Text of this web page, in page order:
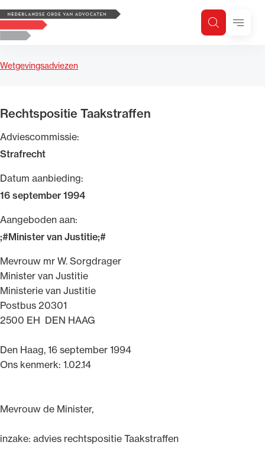
Logo, to the homepage
ZoekenMenu
Wetgevingsadviezen
Rechtspositie Taakstraffen
Adviescommissie:
Strafrecht
Datum aanbieding:
16 september 1994
Aangeboden aan:
;#Minister van Justitie;#
Mevrouw mr W. Sorgdrager
Minister van Justitie
Ministerie van Justitie
Postbus 20301
2500 EH DEN HAAG
Den Haag, 16 september 1994
Ons kenmerk: 1.02.14
Mevrouw de Minister,
inzake: advies rechtspositie Taakstraffen
Zoeken
Zoek op trefwoord
Uitgelicht
Van de Advocatenwet tot de Verordening op